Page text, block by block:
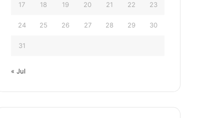
17 18 19 20 21 22 23
24 25 26 27 28 29 30
31
« Jul